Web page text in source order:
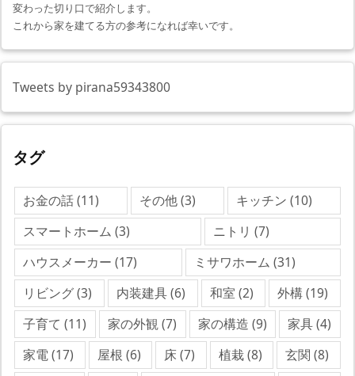
変わった切り口で紹介します。
これから家を建てる方の参考になれば幸いです。
Tweets by pirana59343800
タグ
お金の話(11) その他(3) キッチン (10)
スマートホーム (3) ニトリ (7)
ハウスメーカー (17) ミサワホーム (31)
リビング(3) 内装建具(6) 和室 (2) 外構(19)
子育て (11) 家の外観(7) 家の構造 (9) 家具(4)
家電(17) 屋根 (6) 床(7) 植栽(8) 玄関 (8)